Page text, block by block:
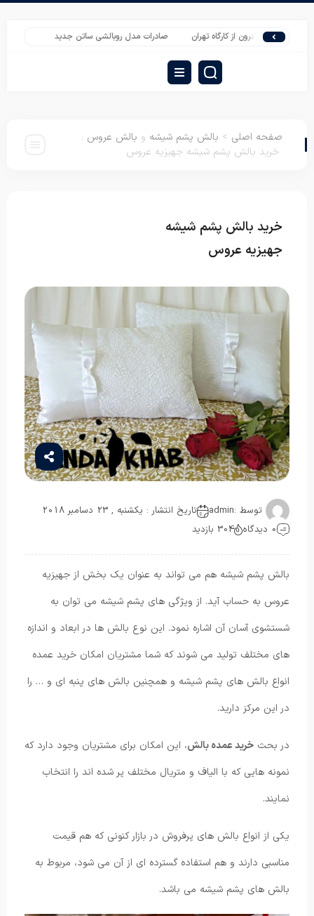
تترون از کارگاه تهران صادرات مدل روبالشی ساتن جدید صادرات تشک
صفحه اصلی > بالش پشم شیشه و بالش عروس :
خرید بالش پشم شیشه جهیزیه عروس
خرید بالش پشم شیشه
جهیزیه عروس
توسط :admin
تاریخ انتشار : یکشنبه , 23 دسامبر 2018
0 دیدگاه
304 بازدید
بالش پشم شیشه هم می تواند به عنوان یک بخش از جهیزیه
عروس به حساب آید. از ویژگی های پشم شیشه می توان به
شستشوی آسان آن اشاره نمود. این نوع بالش ها در ابعاد و اندازه
های مختلف تولید می شوند که شما مشتریان امکان خرید عمده
انواع بالش های پشم شیشه و همچنین بالش های پنبه ای و … را
در این مرکز دارید.
در بحث خرید عمده بالش، این امکان برای مشتریان وجود دارد که
نمونه هایی که با الیاف و متریال مختلف پر شده اند را انتخاب
نمایند.
یکی از انواع بالش های پرفروش در بازار کنونی که هم قیمت
مناسبی دارند و هم استفاده گسترده ای از آن می شود، مربوط به
بالش های پشم شیشه می باشد.